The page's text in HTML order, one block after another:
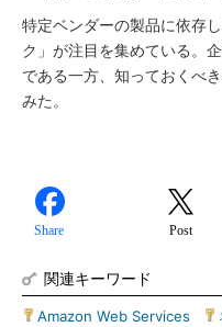
特定ベンダーの製品に依存
ク」が注目を集めている。
である一方、知っておくべ
みた。
Share Post
関連キーワード
Amazon Web Services